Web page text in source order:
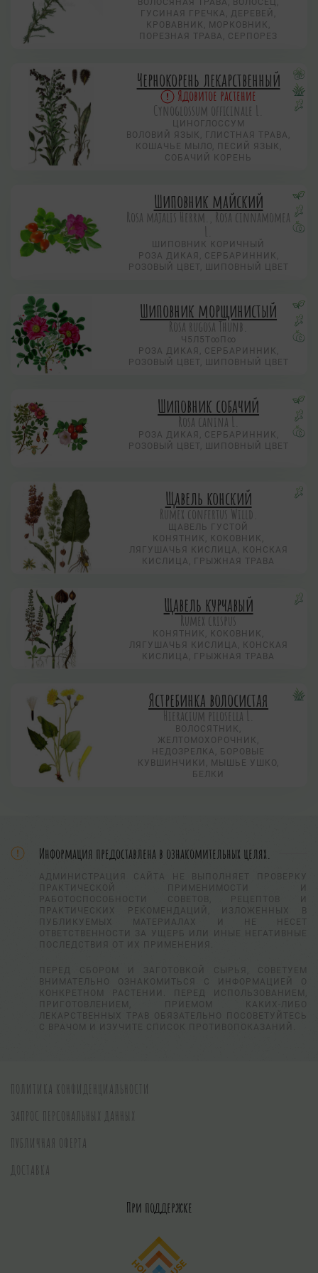
ВОЛОСЯНАЯ ТРАВА, ВОЛОСЕЦ,
ГУСИНАЯ ГРЕЧКА, ДЕРЕВЕЙ,
КРОВАВНИК, МОРКОВНИК,
ПОРЕЗНАЯ ТРАВА, СЕРПОРЕЗ
Чернокорень лекарственный
Ядовитое растение
Cynoglossum officinale L.
ЦИНОГЛОССУМ
ВОЛОВИЙ ЯЗЫК, ГЛИСТНАЯ ТРАВА,
КОШАЧЬЕ МЫЛО, ПЕСИЙ ЯЗЫК,
СОБАЧИЙ КОРЕНЬ
Шиповник майский
Rosa majalis Herrm., Rosa cinnamomea
ШИПОВНИК КОРИЧНЫЙ
РОЗА ДИКАЯ, СЕРБАРИННИК,
РОЗОВЫЙ ЦВЕТ, ШИПОВНЫЙ ЦВЕТ
Шиповник морщинистый
Rosa rugosa Thunb.
Ч5Л5Т∞П∞
РОЗА ДИКАЯ, СЕРБАРИННИК,
РОЗОВЫЙ ЦВЕТ, ШИПОВНЫЙ ЦВЕТ
Шиповник собачий
Rosa canina L.
РОЗА ДИКАЯ, СЕРБАРИННИК,
РОЗОВЫЙ ЦВЕТ, ШИПОВНЫЙ ЦВЕТ
Щавель конский
Rumex confertus Willd.
ЩАВЕЛЬ ГУСТОЙ
КОНЯТНИК, КОКОВНИК,
ЛЯГУШАЧЬЯ КИСЛИЦА, КОНСКАЯ
КИСЛИЦА, ГРЫЖНАЯ ТРАВА
Щавель курчавый
Rumex crispus
КОНЯТНИК, КОКОВНИК,
ЛЯГУШАЧЬЯ КИСЛИЦА, КОНСКАЯ
КИСЛИЦА, ГРЫЖНАЯ ТРАВА
Ястребинка волосистая
Hieracium pilosella L.
ВОЛОСЯТНИК,
ЖЕЛТОМОХОРОЧНИК,
НЕДОЗРЕЛКА, БОРОВЫЕ
КУВШИНЧИКИ, МЫШЬЕ УШКО,
БЕЛКИ
Информация предоставлена в ознакомительных целях.
АДМИНИСТРАЦИЯ САЙТА НЕ ВЫПОЛНЯЕТ ПРОВЕРКУ
ПРАКТИЧЕСКОЙ ПРИМЕНИМОСТИ И
РАБОТОСПОСОБНОСТИ СОВЕТОВ, РЕЦЕПТОВ И
ПРАКТИЧЕСКИХ РЕКОМЕНДАЦИЙ, ИЗЛОЖЕННЫХ В
ПУБЛИКУЕМЫХ МАТЕРИАЛАХ И НЕ НЕСЕТ
ОТВЕТСТВЕННОСТИ ЗА УЩЕРБ ИЛИ ИНЫЕ НЕГАТИВНЫЕ
ПОСЛЕДСТВИЯ ОТ ИХ ПРИМЕНЕНИЯ.
ПЕРЕД СБОРОМ И ЗАГОТОВКОЙ СЫРЬЯ, СОВЕТУЕМ
ВНИМАТЕЛЬНО ОЗНАКОМИТЬСЯ С ИНФОРМАЦИЕЙ О
КОНКРЕТНОМ РАСТЕНИИ. ПЕРЕД ИСПОЛЬЗОВАНИЕМ,
ПРИГОТОВЛЕНИЕМ, ПРИЕМОМ КАКИХ-ЛИБО
ЛЕКАРСТВЕННЫХ ТРАВ ОБЯЗАТЕЛЬНО ПОСОВЕТУЙТЕСЬ
С ВРАЧОМ И ИЗУЧИТЕ СПИСОК ПРОТИВОПОКАЗАНИЙ.
ПОЛИТИКА КОНФИДЕНЦИАЛЬНОСТИ
ЗАПРОС ПЕРСОНАЛЬНЫХ ДАННЫХ
ПУБЛИЧНАЯ ОФЕРТА
ДОСТАВКА
При поддержке